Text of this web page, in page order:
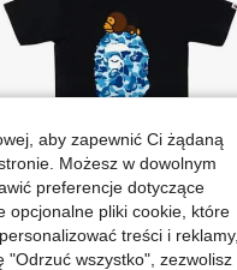
Magazyn UE Unisexowa koszulka z czystej bawełny z nadrukiem w niebieski kamuflaż w stylu retro, idealna na lato. Klasyczny styl miejski.
aby zapewnić Ci żądaną
Możesz w dowolnym
preferencje dotyczące
opcjonalne pliki cookie, które
treści i reklamy,
"Odrzuć wszystko", zezwolisz